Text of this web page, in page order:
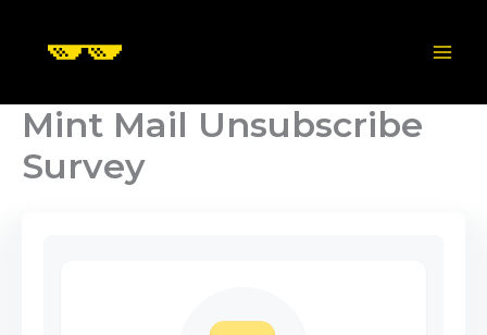
Mint Mail Unsubscribe
Survey